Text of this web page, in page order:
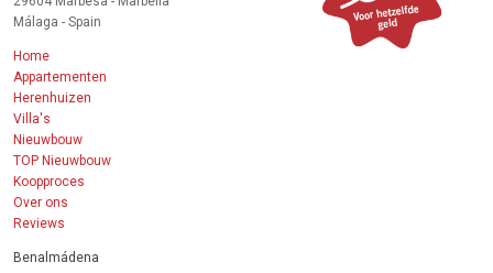
Málaga - Spain
Home
Appartementen
Herenhuizen
Villa's
Nieuwbouw
TOP Nieuwbouw
Koopproces
Over ons
Reviews
Benalmádena